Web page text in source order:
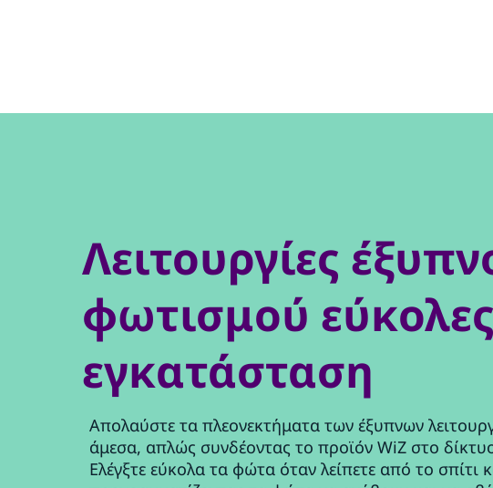
Λειτουργίες
φωτισμού
εγκατάσταση
Απολαύστε τα πλεονεκτήματα των έξυπνων
άμεσα, απλώς συνδέοντας το προϊόν WiZ στο
Ελέγξτε εύκολα τα φώτα όταν λείπετε από το σπίτι